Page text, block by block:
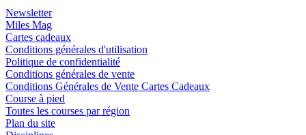
Newsletter
Miles Mag
Cartes cadeaux
Conditions générales d'utilisation
Politique de confidentialité
Conditions générales de vente
Conditions Générales de Vente Cartes Cadeaux
Course à pied
Toutes les courses par région
Plan du site